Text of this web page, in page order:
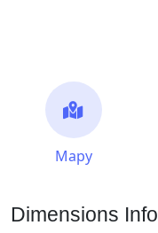
Mapy
Dimensions Info